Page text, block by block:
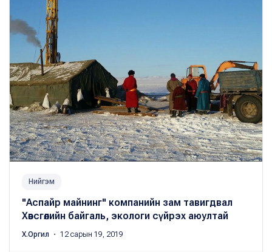
Нийгэм
"Аспайр майнинг" компанийн зам тавигдвал
Хөвсгөлийн байгаль, экологи сүйрэх аюултай
Х.Оргил ・ 12 сарын 19, 2019